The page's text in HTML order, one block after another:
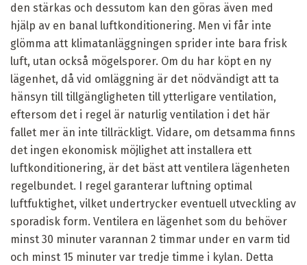
den stärkas och dessutom kan den göras även med
hjälp av en banal luftkonditionering. Men vi får inte
glömma att klimatanläggningen sprider inte bara frisk
luft, utan också mögelsporer. Om du har köpt en ny
lägenhet, då vid omläggning är det nödvändigt att ta
hänsyn till tillgängligheten till ytterligare ventilation,
eftersom det i regel är naturlig ventilation i det här
fallet mer än inte tillräckligt. Vidare, om detsamma finns
det ingen ekonomisk möjlighet att installera ett
luftkonditionering, är det bäst att ventilera lägenheten
regelbundet. I regel garanterar luftning optimal
luftfuktighet, vilket undertrycker eventuell utveckling av
sporadisk form. Ventilera en lägenhet som du behöver
minst 30 minuter varannan 2 timmar under en varm tid
och minst 15 minuter var tredje timme i kylan. Detta